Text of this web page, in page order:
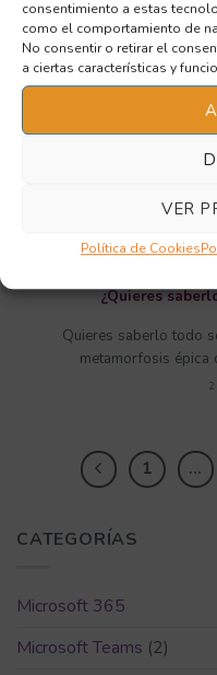
consentimiento a estas
como el comportamiento de
No consentir o retirar el
a ciertas características y
VER
Política de Cookies
¿Quieres
Quieres saberlo todo
metamorfosis
12
Nov
1 …
CATEGORÍAS
Microsoft 365
Microsoft Teams (2)